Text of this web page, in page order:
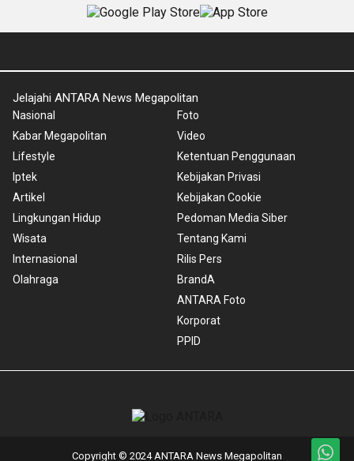
Jelajahi ANTARA News Megapolitan
Nasional
Kabar Megapolitan
Lifestyle
Iptek
Artikel
Lingkungan Hidup
Wisata
Internasional
Olahraga
Foto
Video
Ketentuan Penggunaan
Kebijakan Privasi
Kebijakan Cookie
Pedoman Media Siber
Tentang Kami
Rilis Pers
BrandA
ANTARA Foto
Korporat
PPID
Copyright © 2024 ANTARA News Megapolitan